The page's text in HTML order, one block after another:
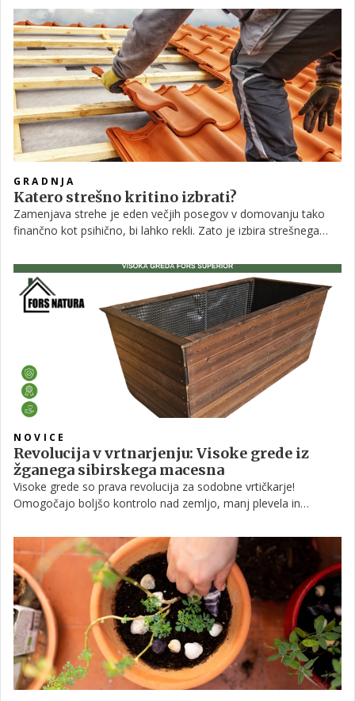
Čeprav je to težavo nemogoče opaziti, še preden kumarice ne
utrgamo in poskusimo, pa lahko vnaprej predvidimo določene
dejavnike, zaradi katerih bi se to utegnilo zgoditi.
GRADNJA
Katero strešno kritino izbrati?
Zamenjava strehe je eden večjih posegov v domovanju tako
finančno kot psihično, bi lahko rekli. Zato je izbira strešnega
zdržal, koliko ga bo treba vzdrževati, kako se obnese pri
različnih vremenskih pogojih ... Na več takšnih vprašanj si je
pametno odgovoriti.
NOVICE
Revolucija v vrtnarjenju: Visoke grede iz
žganega sibirskega macesna
Visoke grede so prava revolucija za sodobne vrtičkarje!
Omogočajo boljšo kontrolo nad zemljo, manj plevela in
materiala je ključna. Predstavljamo vam popolno rešitev: visoke
grede iz žganega sibirskega macesna!